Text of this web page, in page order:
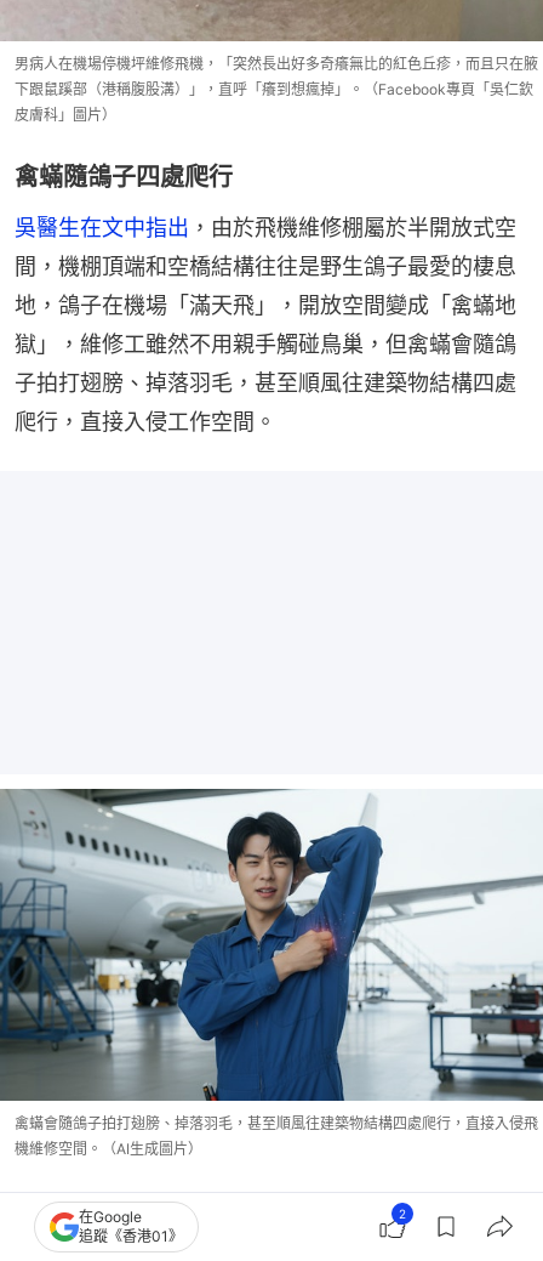
男病人在機場停機坪維修飛機，「突然長出好多奇癢無比的紅色丘疹，而且只在腋
下跟鼠蹊部（港稱腹股溝）」，直呼「癢到想瘋掉」。（Facebook專頁「吳仁欽
皮膚科」圖片）
禽蟎隨鴿子四處爬行
吳醫生在文中指出 ，由於飛機維修棚屬於半開放式空
間，機棚頂端和空橋結構往往是野生鴿子最愛的棲息
地，鴿子在機場「滿天飛」，開放空間變成「禽蟎地
獄」，維修工雖然不用親手觸碰鳥巢，但禽蟎會隨鴿
子拍打翅膀、掉落羽毛，甚至順風往建築物結構四處
爬行，直接入侵工作空間。
禽蟎會隨鴿子拍打翅膀、掉落羽毛，甚至順風往建築物結構四處爬行，直接入侵飛
機維修空間。（AI生成圖片）
勿讓鳥類在住宅窗台、陽台或冷氣機附近築巢
在Google
追蹤《香港01》
2